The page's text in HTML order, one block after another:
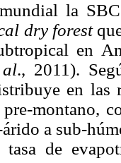
la
dry forest
en
., 2011).
en las
montano,
a sub-
de